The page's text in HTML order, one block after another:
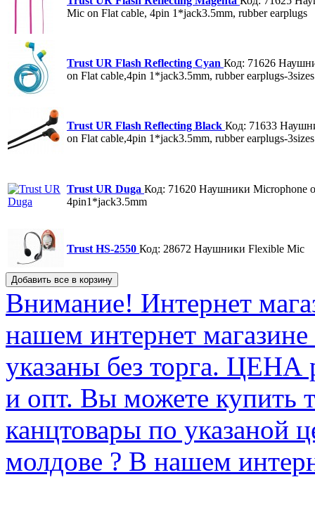
Mic on Flat cable, 4pin 1*jack3.5mm, rubber earplugs
Trust UR Flash Reflecting Cyan Код: 71626
on Flat cable,4pin 1*jack3.5mm, rubber earplugs-3sizes
Trust UR Flash Reflecting Black Код: 71633
on Flat cable,4pin 1*jack3.5mm, rubber earplugs-3sizes
Trust UR Duga Код: 71620 Наушники Microphone
4pin1*jack3.5mm
Trust HS-2550 Код: 28672 Наушники Flexible Mic
Внимание! Интернет
нашем интернет
указаны без торга.
и опт. Вы можете купить
канцтовары по указаной
молдове ? В нашем